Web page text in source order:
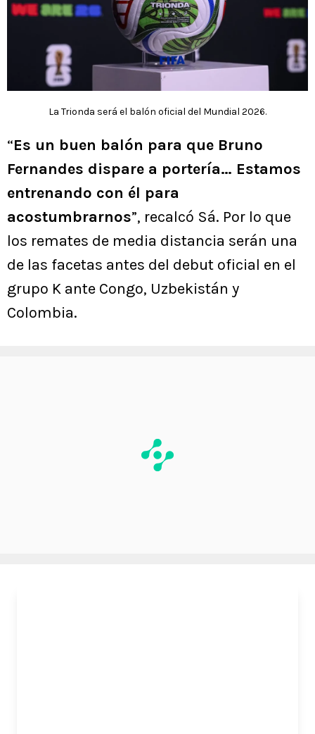
La Trionda será el balón oficial del Mundial 2026.
“Es un buen balón para que Bruno
Fernandes dispare a portería… Estamos
entrenando con él para
acostumbrarnos”, recalcó Sá. Por lo que
los remates de media distancia serán una
de las facetas antes del debut oficial en el
grupo K ante Congo, Uzbekistán y
Colombia.